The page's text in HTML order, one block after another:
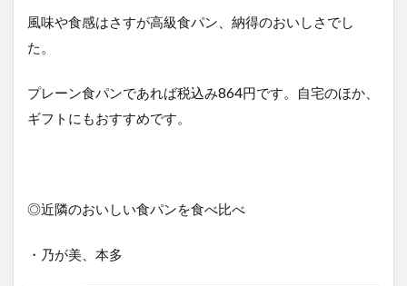
風味や食感はさすが高級食パン、納得のおいしさでし
た。
プレーン食パンであれば税込み864円です。自宅のほか、
ギフトにもおすすめです。
◎近隣のおいしい食パンを食べ比べ
・乃が美、本多